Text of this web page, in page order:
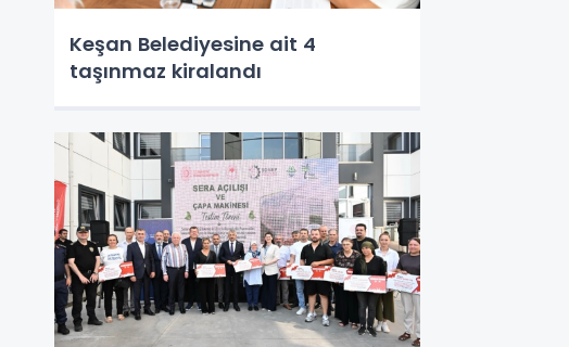
Keşan Belediyesine ait 4
taşınmaz kiralandı